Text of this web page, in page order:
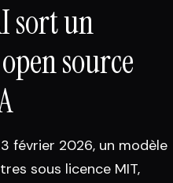
sort un
source
février 2026, un modèle
sous licence MIT,